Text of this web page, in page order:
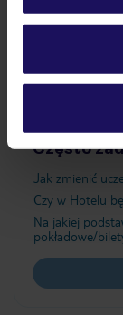
Szczegółowe
Ważne
Często
Jak zmienić
Czy w Hotelu
Na jakiej
pokładowe/